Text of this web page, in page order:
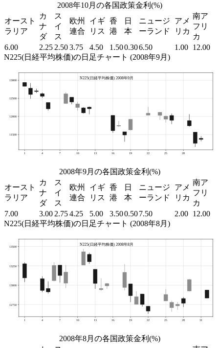
2008年10月の各国政策金利(%)
オースト
ラリア
カ
ナ
ダ
ス
イ
ス
欧州
連合
イギ
リス
香
港
日
本
ニュージ
ーランド
アメ
リカ
南ア
フリ
カ
6.00
2.25 2.503.75 4.50 1.500.306.50 1.00 12.00
N225(日経平均株価)の日足チャート (2008年9月)
2008年9月の各国政策金利(%)
オースト
ラリア
カ
ナ
ダ
ス
イ
ス
欧州
連合
イギ
リス
香
港
日
本
ニュージ
ーランド
アメ
リカ
南ア
フリ
カ
7.00
3.00 2.754.25 5.00 3.500.507.50 2.00 12.00
N225(日経平均株価)の日足チャート (2008年8月)
2008年8月の各国政策金利(%)